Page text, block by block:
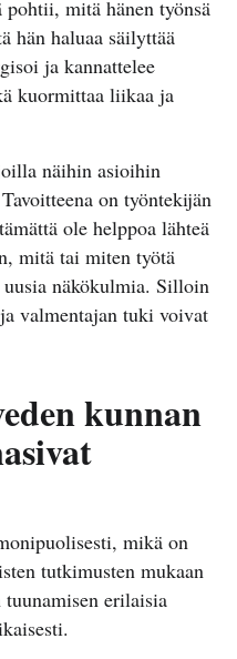
mitä hänen työnsä
hän haluaa säilyttää
ja kannattelee
kuormittaa liikaa ja
näihin asioihin
on työntekijän
ole helppoa lähteä
mitä tai miten työtä
näkökulmia. Silloin
valmentajan tuki voivat
kunnan
mikä on
tutkimusten mukaan
erilaisia